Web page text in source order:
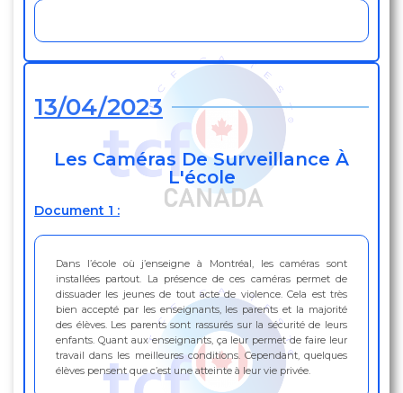
13/04/2023
Les Caméras De Surveillance À
L'école
Document 1 :
Dans l’école où j’enseigne à Montréal, les caméras sont
installées partout. La présence de ces caméras permet de
dissuader les jeunes de tout acte de violence. Cela est très
bien accepté par les enseignants, les parents et la majorité
des élèves. Les parents sont rassurés sur la sécurité de leurs
enfants. Quant aux enseignants, ça leur permet de faire leur
travail dans les meilleures conditions. Cependant, quelques
élèves pensent que c’est une atteinte à leur vie privée.